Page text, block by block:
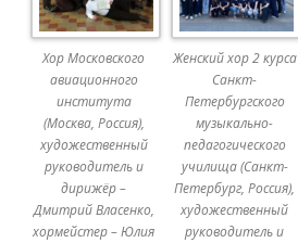
Хор Московского
авиационного
института
(Москва, Россия),
художественный
руководитель и
дирижёр –
Дмитрий Власенко,
хормейстер – Юлия
Женский хор 2 курса
Санкт-
Петербургского
музыкально-
педагогического
училища (Санкт-
Петербург, Россия),
художественный
руководитель и